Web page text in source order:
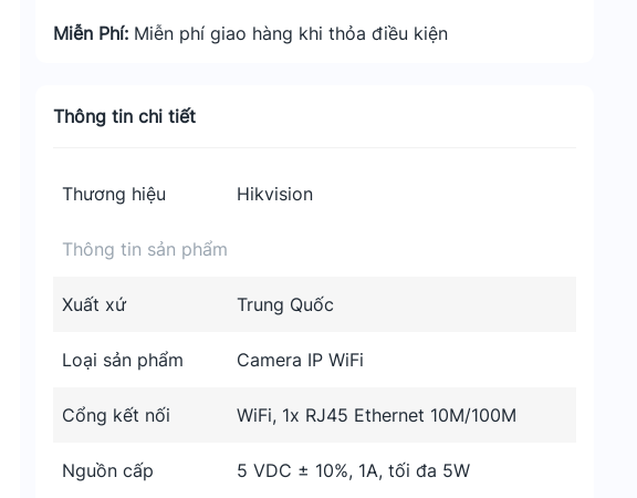
Miễn Phí: Miễn phí giao hàng khi thỏa điều kiện
Thông tin chi tiết
Thương hiệu Hikvision
Thông tin sản phẩm
Xuất xứ Trung Quốc
Loại sản phẩm Camera IP WiFi
Cổng kết nối WiFi, 1x RJ45 Ethernet 10M/100M
Nguồn cấp 5 VDC ± 10%, 1A, tối đa 5W